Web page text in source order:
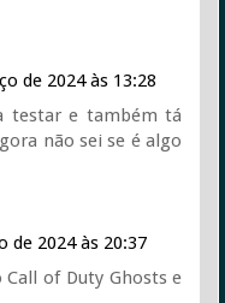
de 2024 às 13:28
testar e também tá
não sei se é algo
de 2024 às 20:37
of Duty Ghosts e